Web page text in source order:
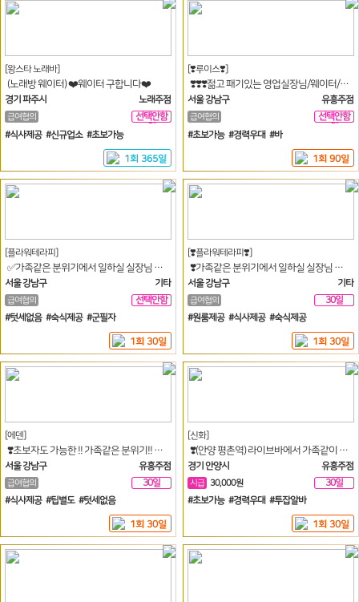
[왕스타 노래바]
(노래방 웨이터) ❤️웨이터 구합니다❤️
경기 파주시
노래주점
급여협의
선택안함
일
#식사제공 #신규업소 #초보가능
1회 365일
[❣️루이스❣️]
❣️❣️❣️젊고 패기있는 영업실장님/웨이터/여직원 모십니다.❣️❣️❣️
서울 강남구
유흥주점
급여협의
선택안함
일
#초보가능 #경력우대 #바
1회 90일
[플라워테라피]
✅가족같은 분위기에서 일하실 실장님 모집합니다✅
서울 강남구
기타
급여협의
선택안함
일
#텃세없음 #숙식제공 #군필자
1회 30일
[❣️플라워테라피❣️]
❣️가족같은 분위기에서 일하실 실장님 모집합니다❣️
서울 강남구
기타
급여협의
30일
#원룸제공 #식사제공 #숙식제공
1회 30일
[에덴]
❣️초보자도 가능한 !! 가족같은 분위기!! 웨이터 구인합니다.❣️
서울 강남구
유흥주점
급여협의
30일
#식사제공 #팁별도 #텃세없음
1회 30일
[신화]
❣️(안양 평촌역) 라이브바에서 가족같이 일하실 분 모십니다❣️ (여자 웨이터 구함)
경기 안양시
유흥주점
시급 30,000원
30일
#초보가능 #경력우대 #투잡알바
1회 30일